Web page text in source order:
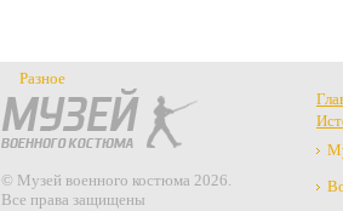
© Музей военного костюма 2026.
Все права защищены
Разное